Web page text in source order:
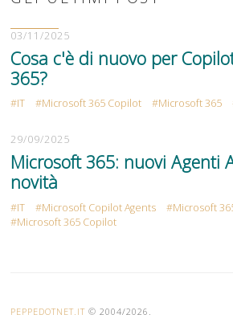
03/11/2025
Cosa c'è di nuovo per
365?
IT Microsoft 365 Copilot Microsoft 365
29/09/2025
Microsoft 365: nuovi Agenti
novità
IT Microsoft Copilot Agents
Microsoft
Microsoft 365 Copilot
PEPPEDOTNET.IT © 2004/2026.